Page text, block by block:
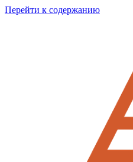
Перейти к содержанию